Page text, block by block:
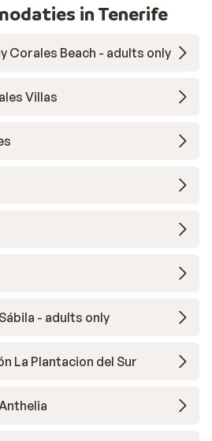
in Tenerife
Corales Beach - adults only
Villas
- adults only
La Plantacion del Sur